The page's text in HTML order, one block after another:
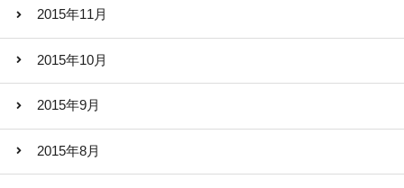
2015年11月
2015年10月
2015年9月
2015年8月